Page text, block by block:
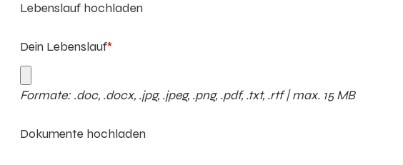
Lebenslauf hochladen
Dein Lebenslauf*
Formate: .doc, .docx, .jpg, .jpeg, .png, .pdf, .txt, .rtf | max. 15 MB
Dokumente hochladen